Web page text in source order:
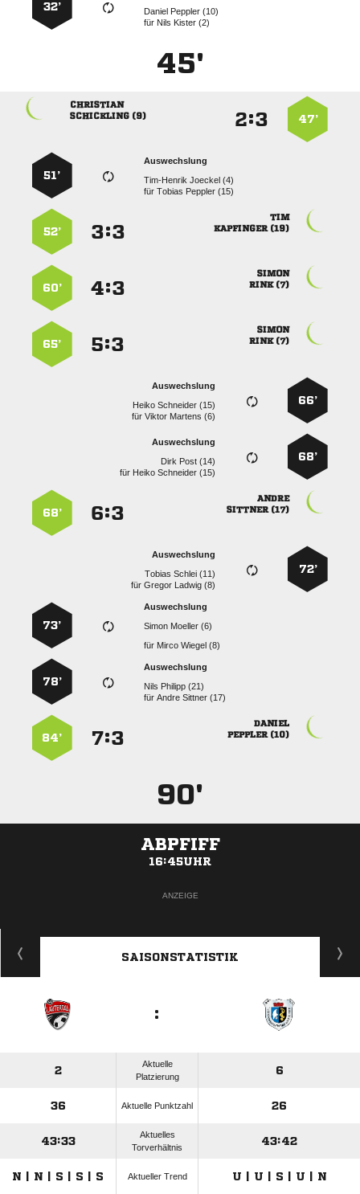
  
für   
32’
45'
47’
:

 
Auswechslung
  
für  
51’

 
:
52’

 
:
60’

 
:
65’
66’
Auswechslung
  
für  
68’
Auswechslung
  
für   

 
:
68’
72’
Auswechslung
  
für  
Auswechslung
  
für   
73’
Auswechslung
  
für  
78’

 
:
84’
90'
ABPFIFF
16:45UHR
ANZEIGE
SAISONSTATISTIK
:
2
Aktuelle
Platzierung
6
36 Aktuelle Punktzahl 26
43:33
Aktuelles
Torverhältnis
43:42
N | N | S | S | S Aktueller Trend U | U | S | U | N